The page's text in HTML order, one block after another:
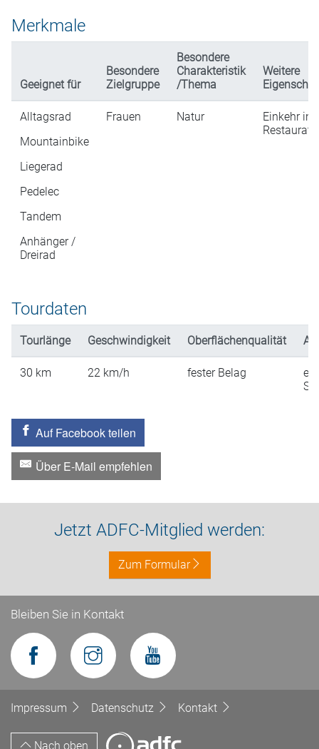
Merkmale
Geeignet für
Besondere
Zielgruppe
Besondere
Charakteristik
/Thema
Weitere
Alltagsrad
Mountainbike
Liegerad
Pedelec
Tandem
Anhänger /
Dreirad
Frauen Natur
Einkehr in
Tourdaten
Tourlänge Geschwindigkeit Oberflächenqualität
30 km 22 km/h fester Belag
Auf Facebook teilen
Über E-Mail empfehlen
Jetzt ADFC-Mitglied werden:
Zum Formular
Bleiben Sie in Kontakt
Impressum Datenschutz Kontakt
Nach oben